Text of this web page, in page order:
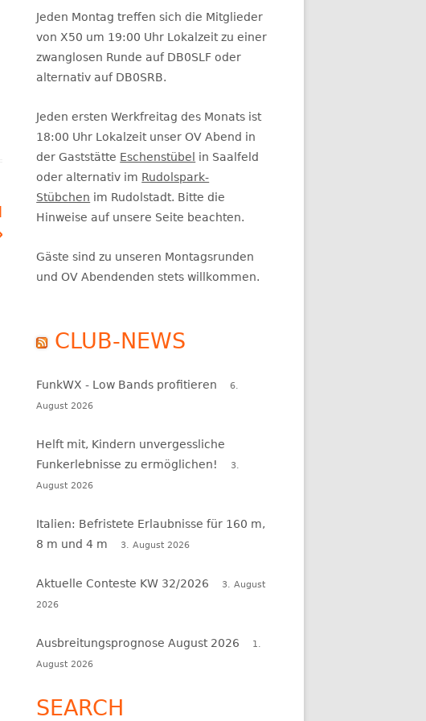
Seitenleiste
Jeden Montag treffen sich die Mitglieder
von X50 um 19:00 Uhr Lokalzeit zu einer
zwanglosen Runde auf DB0SLF oder
alternativ auf DB0SRB.
Jeden ersten Werkfreitag des Monats ist
18:00 Uhr Lokalzeit unser OV Abend in
der Gaststätte Eschenstübel
in Saalfeld
oder alternativ im Rudolspark-
Stübchen im Rudolstadt. Bitte die
Hinweise auf unsere Seite beachten.
Gäste sind zu unseren Montagsrunden
und OV Abendenden stets willkommen.
CLUB-NEWS
FunkWX - Low Bands profitieren
6.
August 2026
Helft mit, Kindern unvergessliche
Funkerlebnisse zu ermöglichen!
3.
August 2026
Italien: Befristete Erlaubnisse für 160 m,
8 m und 4 m
3. August 2026
Aktuelle Conteste KW 32/2026
3. August
2026
Ausbreitungsprognose August 2026
1.
August 2026
SEARCH